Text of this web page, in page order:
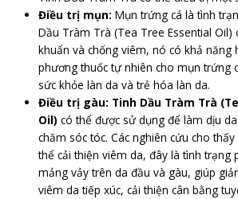
Điều trị mụn: Mụn trứng cá là tình
Dầu Tràm Trà (Tea Tree Essential Oil)
khuẩn và chống viêm, nó có khả
phương thuốc tự nhiên cho mụn trứng
sức khỏe làn da và trẻ hóa làn da.
Điều trị gàu: Tinh Dầu Tràm Trà
Oil) có thể được sử dụng để làm dịu
chăm sóc tóc. Các nghiên cứu cho
thể cải thiện viêm da, đây là tình trạng
mảng vảy trên da đầu và gàu, giúp
viêm da tiếp xúc, cải thiện cân bằng